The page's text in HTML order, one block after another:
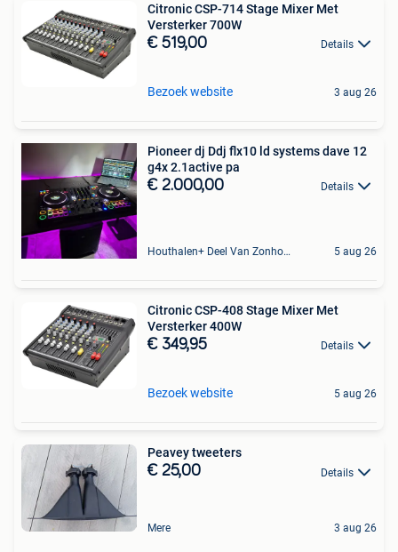
Citronic CSP-714 Stage Mixer Met
Versterker 700W
€ 519,00 Details
Bezoek website 3 aug 26
Pioneer dj Ddj flx10 ld systems dave 12
g4x 2.1active pa
€ 2.000,00 Details
Houthalen+ Deel Van Zonhoven En Zolder 5 aug 26
Citronic CSP-408 Stage Mixer Met
Versterker 400W
€ 349,95 Details
Bezoek website 5 aug 26
Peavey tweeters
€ 25,00 Details
Mere 3 aug 26